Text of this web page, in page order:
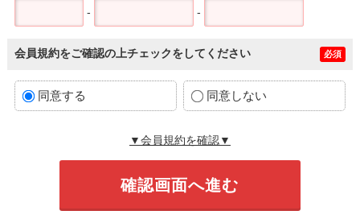
- -
会員規約をご確認の上チェックをしてください 必須
同意する 同意しない
▼会員規約を確認▼